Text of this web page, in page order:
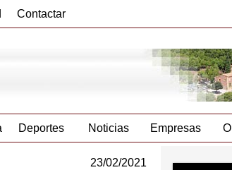
Contactar
Deportes Noticias Empresas
23/02/2021